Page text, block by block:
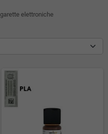
elettroniche